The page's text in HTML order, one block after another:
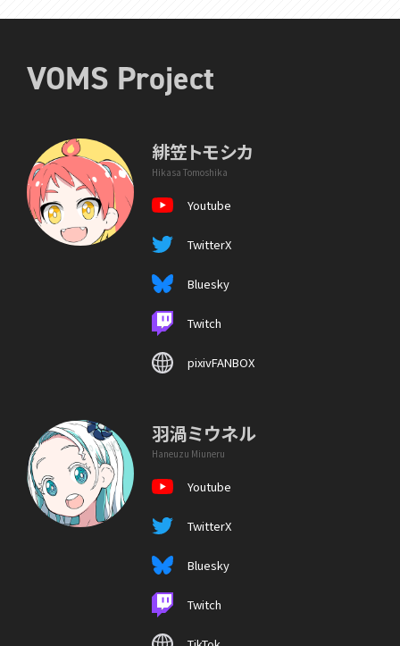
VOMS Project
緋笠トモシカ
Hikasa Tomoshika
Youtube
TwitterX
Bluesky
Twitch
pixivFANBOX
羽渦ミウネル
Haneuzu Miuneru
Youtube
TwitterX
Bluesky
Twitch